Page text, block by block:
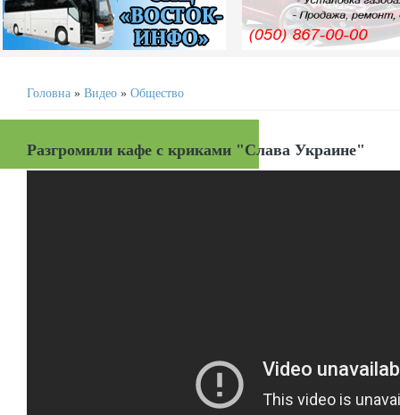
Головна » Видео » Общество
Разгромили кафе с криками "Слава Украине"